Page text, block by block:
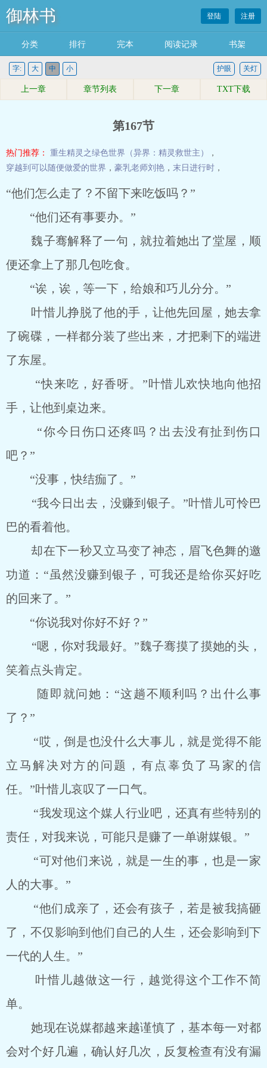
御林书 登陆 注册
分类 排行 完本 阅读记录 书架
字: 大 中 小 关灯
护眼
上一章 章节列表 下一章 TXT下载
第167节
热门推荐： 重生精灵之绿色世界（异界：精灵救世主）
，
穿越到可以随便做爱的世界 ， 豪乳老师刘艳 ， 末日进行时 ，
“他们怎么走了？不留下来吃饭吗？”
“他们还有事要办。”
魏子骞解释了一句，就拉着她出了堂屋，顺
便还拿上了那几包吃食。
“诶，诶，等一下，给娘和巧儿分分。”
叶惜儿挣脱了他的手，让他先回屋，她去拿
了碗碟，一样都分装了些出来，才把剩下的端进
了东屋。
“快来吃，好香呀。”叶惜儿欢快地向他招
手，让他到桌边来。
“你今日伤口还疼吗？出去没有扯到伤口
吧？”
“没事，快结痂了。”
“我今日出去，没赚到银子。”叶惜儿可怜巴
巴的看着他。
却在下一秒又立马变了神态，眉飞色舞的邀
功道：“虽然没赚到银子，可我还是给你买好吃
的回来了。”
“你说我对你好不好？”
“嗯，你对我最好。”魏子骞摸了摸她的头，
笑着点头肯定。
随即就问她：“这趟不顺利吗？出什么事
了？”
“哎，倒是也没什么大事儿，就是觉得不能
立马解决对方的问题，有点辜负了马家的信
任。”叶惜儿哀叹了一口气。
“我发现这个媒人行业吧，还真有些特别的
责任，对我来说，可能只是赚了一单谢媒银。”
“可对他们来说，就是一生的事，也是一家
人的大事。”
“他们成亲了，还会有孩子，若是被我搞砸
了，不仅影响到他们自己的人生，还会影响到下
一代的人生。”
叶惜儿越做这一行，越觉得这个工作不简
单。
她现在说媒都越来越谨慎了，基本每一对都
会对个好几遍，确认好几次，反复检查有没有漏